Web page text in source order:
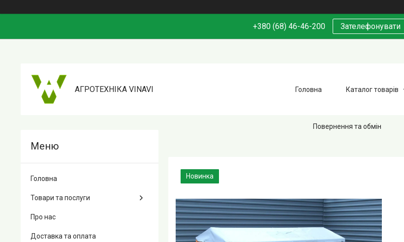
+380 (68) 46-46-200 Зателефонувати
АГРОТЕХНІКА VINAVI Головна Каталог товарів
Повернення та обмін
Новинка
Головна
Товари та послуги
Про нас
Доставка та оплата